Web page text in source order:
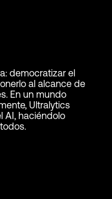
democratizar el
al alcance de
En un mundo
Ultralytics
AI, haciéndolo